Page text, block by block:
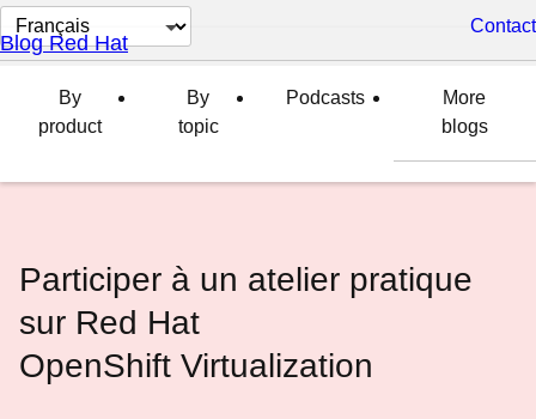
Changer
la
langue
Contact
Blog Red Hat
By
product
By
topic
Podcasts
More
blogs
Participer à un atelier pratique
sur Red Hat
OpenShift Virtualization